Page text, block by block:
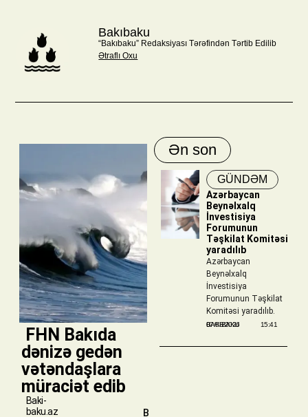
Bakıbaku
“Bakıbaku” Redaksiyası Tərəfindən Tərtib Edilib
Ətraflı Oxu
​ FHN Bakıda
dənizə gedən
vətəndaşlara
müraciət edib
Baki-
baku.az
B
Ən son
GÜNDƏM
Azərbaycan
Beynəlxalq
İnvestisiya
Forumunun
Təşkilat Komitəsi
yaradılıb
Azərbaycan
Beynəlxalq
İnvestisiya
Forumunun Təşkilat
Komitəsi yaradılıb.
BAKIBAKU
07/08/2026 15:41